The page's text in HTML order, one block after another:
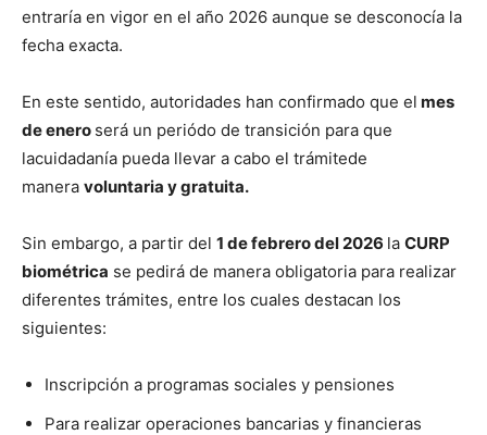
entraría en vigor en el año 2026 aunque se desconocía la
fecha exacta.
En este sentido, autoridades han confirmado que el mes
de enero será un periódo de transición para que
lacuidadanía pueda llevar a cabo el trámitede
manera voluntaria y gratuita.
Sin embargo, a partir del 1 de febrero del 2026 la CURP
biométrica se pedirá de manera obligatoria para realizar
diferentes trámites, entre los cuales destacan los
siguientes:
Inscripción a programas sociales y pensiones
Para realizar operaciones bancarias y financieras